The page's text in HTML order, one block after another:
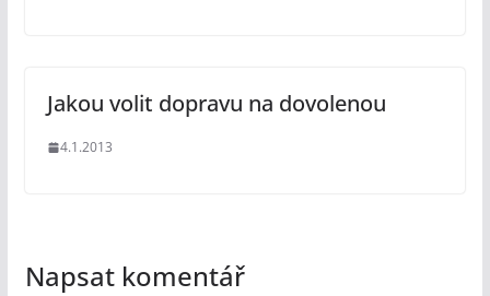
Jakou volit dopravu na dovolenou
4.1.2013
Napsat komentář